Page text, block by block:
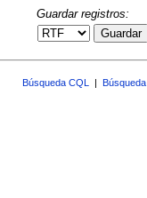
Guardar registros:
Guardar
Búsqueda CQL